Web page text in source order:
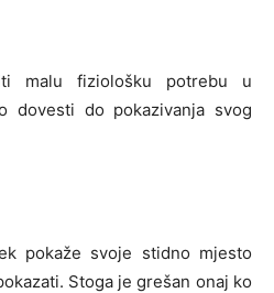
malu fiziološku potrebu u
dovesti do pokazivanja svog
pokaže svoje stidno mjesto
Stoga je grešan onaj ko